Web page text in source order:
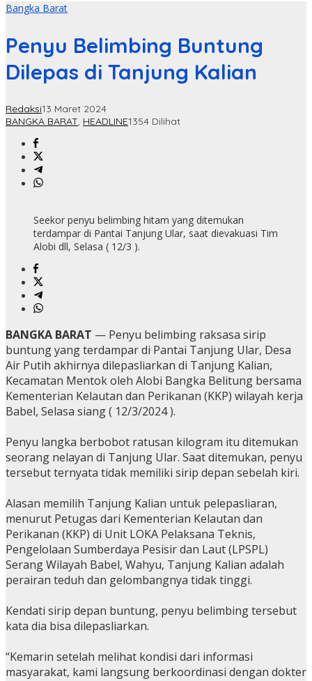
Bangka Barat
Penyu Belimbing Buntung
Dilepas di Tanjung Kalian
Redaksi13 Maret 2024
BANGKA BARAT, HEADLINE1354 Dilihat
Seekor penyu belimbing hitam yang ditemukan
terdampar di Pantai Tanjung Ular, saat dievakuasi Tim
Alobi dll, Selasa ( 12/3 ).
BANGKA BARAT — Penyu belimbing raksasa sirip
buntung yang terdampar di Pantai Tanjung Ular, Desa
Air Putih akhirnya dilepasliarkan di Tanjung Kalian,
Kecamatan Mentok oleh Alobi Bangka Belitung bersama
Kementerian Kelautan dan Perikanan (KKP) wilayah kerja
Babel, Selasa siang ( 12/3/2024 ).
Penyu langka berbobot ratusan kilogram itu ditemukan
seorang nelayan di Tanjung Ular. Saat ditemukan, penyu
tersebut ternyata tidak memiliki sirip depan sebelah kiri.
Alasan memilih Tanjung Kalian untuk pelepasliaran,
menurut Petugas dari Kementerian Kelautan dan
Perikanan (KKP) di Unit LOKA Pelaksana Teknis,
Pengelolaan Sumberdaya Pesisir dan Laut (LPSPL)
Serang Wilayah Babel, Wahyu, Tanjung Kalian adalah
perairan teduh dan gelombangnya tidak tinggi.
Kendati sirip depan buntung, penyu belimbing tersebut
kata dia bisa dilepasliarkan.
“Kemarin setelah melihat kondisi dari informasi
masyarakat, kami langsung berkoordinasi dengan dokter